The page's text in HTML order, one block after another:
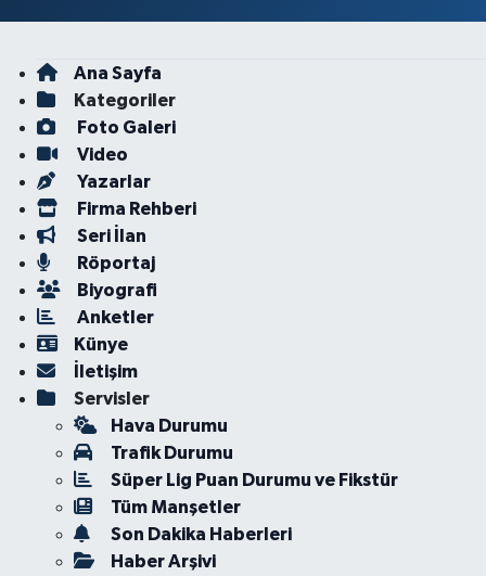
Ana Sayfa
Kategoriler
Foto Galeri
Video
Yazarlar
Firma Rehberi
Seri İlan
Röportaj
Biyografi
Anketler
Künye
İletişim
Servisler
Hava Durumu
Trafik Durumu
Süper Lig Puan Durumu ve Fikstür
Tüm Manşetler
Son Dakika Haberleri
Haber Arşivi